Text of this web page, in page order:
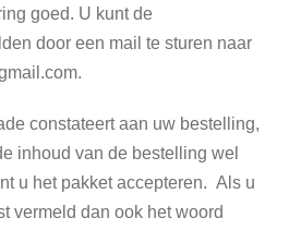
goed. U kunt de
door een mail te sturen naar
.
constateert aan uw bestelling,
inhoud van de bestelling wel
u het pakket accepteren. Als u
vermeld dan ook het woord